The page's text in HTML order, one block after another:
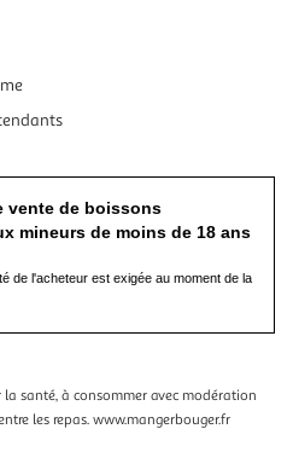
vente de boissons
mineurs de moins de 18 ans
de l'acheteur est exigée au moment de la
la santé, à consommer avec modération
les repas. www.mangerbouger.fr